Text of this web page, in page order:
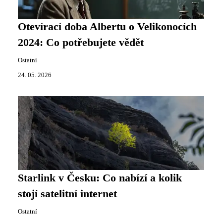
Otevírací doba Albertu o Velikonocích
2024: Co potřebujete vědět
Ostatní
24. 05. 2026
Starlink v Česku: Co nabízí a kolik
stojí satelitní internet
Ostatní